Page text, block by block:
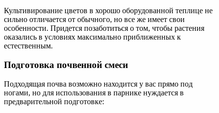
Культивирование цветов в хорошо оборудованной теплице не
сильно отличается от обычного, но все же имеет свои
особенности. Придется позаботиться о том, чтобы растения
оказались в условиях максимально приближенных к
естественным.
Подготовка почвенной смеси
Подходящая почва возможно находится у вас прямо под
ногами, но для использования в парнике нуждается в
предварительной подготовке: